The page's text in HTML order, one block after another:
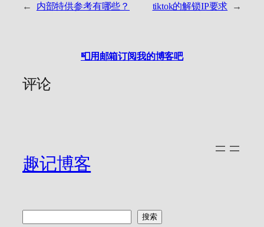
← 内部特供参考有哪些？ tiktok的解锁IP要求 →
📮用邮箱订阅我的博客吧
评论
趣记博客
搜索